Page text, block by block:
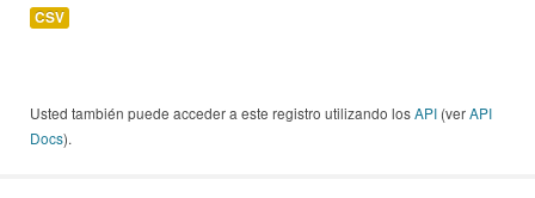
CSV
Usted también puede acceder a este registro utilizando losAPI (verAPI
Docs).